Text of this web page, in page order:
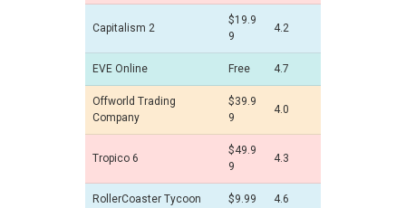
Capitalism 2
$19.9
9
4.2
EVE Online Free 4.7
Offworld Trading
Company
$39.9
9
4.0
Tropico 6
$49.9
9
4.3
RollerCoaster Tycoon $9.99 4.6